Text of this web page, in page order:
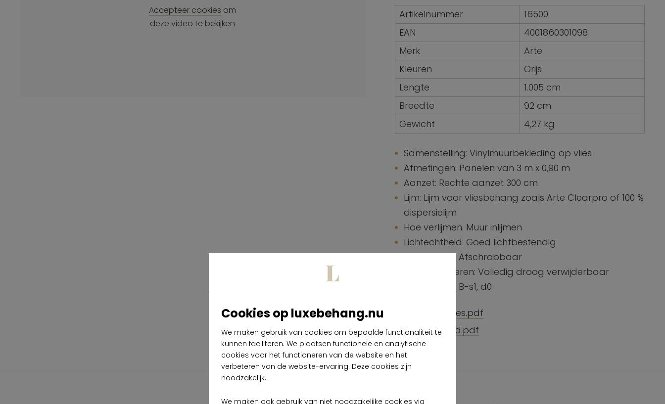
Cookies op luxebehang.nu
We maken gebruik van cookies om bepaalde functionaliteit te
kunnen faciliteren. We plaatsen functionele en analytische
cookies voor het functioneren van de website en het
verbeteren van de website-ervaring. Deze cookies zijn
noodzakelijk.
We maken ook gebruik van niet noodzakelijke cookies via
Accepteer cookies om
deze video te bekijken
Artikelnummer
16500
EAN
4001860301098
Merk
Arte
Kleuren
Grijs
Lengte
1.005 cm
Breedte
92 cm
Gewicht
4,27 kg
Samenstelling: Vinylmuurbekleding op vlies
Afmetingen: Panelen van 3 m x 0,90 m
Aanzet: Rechte aanzet 300 cm
Lijm: Lijm voor vliesbehang zoals Arte Clearpro of 100 %
dispersielijm
Hoe verlijmen: Muur inlijmen
Lichtechtheid: Goed lichtbestendig
Onderhoud: Afschrobbaar
Hoe verwijderen: Volledig droog verwijderbaar
Brandnorm: B-s1, d0
Specificaties.pdf
Onderhoud.pdf